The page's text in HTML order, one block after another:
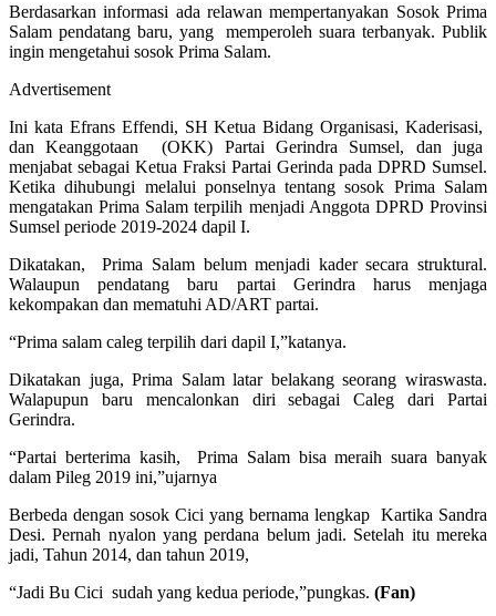
Berdasarkan informasi ada relawan mempertanyakan Sosok Prima
Salam pendatang baru, yang memperoleh suara terbanyak. Publik
ingin mengetahui sosok Prima Salam.
Advertisement
Ini kata Efrans Effendi, SH Ketua Bidang Organisasi, Kaderisasi,
dan Keanggotaan (OKK) Partai Gerindra Sumsel, dan juga
menjabat sebagai Ketua Fraksi Partai Gerinda pada DPRD Sumsel.
Ketika dihubungi melalui ponselnya tentang sosok Prima Salam
mengatakan Prima Salam terpilih menjadi Anggota DPRD Provinsi
Sumsel periode 2019-2024 dapil I.
Dikatakan, Prima Salam belum menjadi kader secara struktural.
Walaupun pendatang baru partai Gerindra harus menjaga
kekompakan dan mematuhi AD/ART partai.
“Prima salam caleg terpilih dari dapil I,”katanya.
Dikatakan juga, Prima Salam latar belakang seorang wiraswasta.
Walapupun baru mencalonkan diri sebagai Caleg dari Partai
Gerindra.
“Partai berterima kasih, Prima Salam bisa meraih suara banyak
dalam Pileg 2019 ini,”ujarnya
Berbeda dengan sosok Cici yang bernama lengkap Kartika Sandra
Desi. Pernah nyalon yang perdana belum jadi. Setelah itu mereka
jadi, Tahun 2014, dan tahun 2019,
“Jadi Bu Cici sudah yang kedua periode,”pungkas. (Fan)